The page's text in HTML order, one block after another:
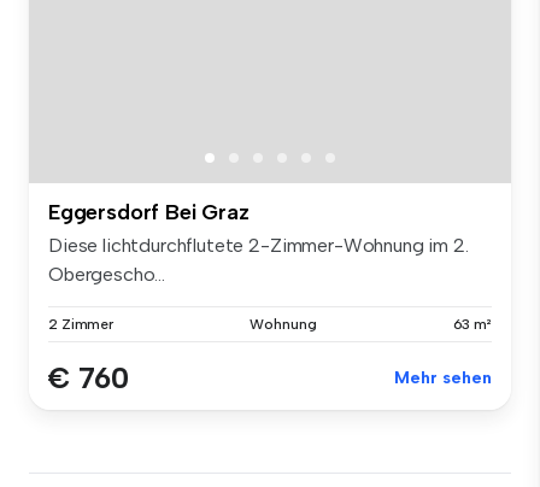
Eggersdorf Bei Graz
Diese lichtdurchflutete 2-Zimmer-Wohnung im 2.
Obergescho...
2 Zimmer Wohnung 63 m²
€ 760 Mehr sehen